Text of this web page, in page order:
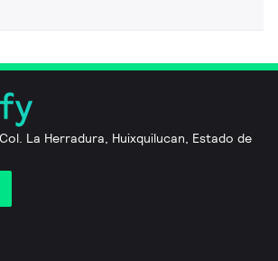
La Herradura, Huixquilucan, Estado de